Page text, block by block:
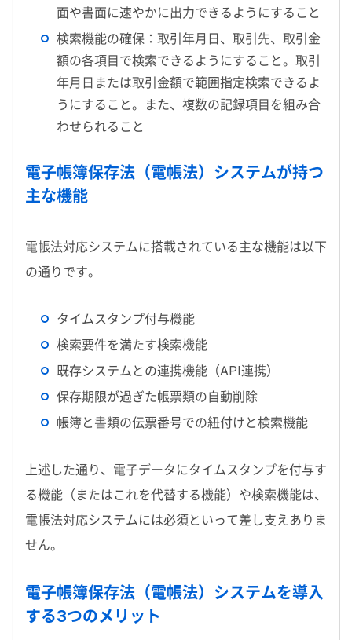
面や書面に速やかに出力できるようにすること
検索機能の確保：取引年月日、取引先、取引金
額の各項目で検索できるようにすること。取引
年月日または取引金額で範囲指定検索できるよ
うにすること。また、複数の記録項目を組み合
わせられること
電子帳簿保存法（電帳法）システムが持つ
主な機能
電帳法対応システムに搭載されている主な機能は以下
の通りです。
タイムスタンプ付与機能
検索要件を満たす検索機能
既存システムとの連携機能（API連携）
保存期限が過ぎた帳票類の自動削除
帳簿と書類の伝票番号での紐付けと検索機能
上述した通り、電子データにタイムスタンプを付与す
る機能（またはこれを代替する機能）や検索機能は、
電帳法対応システムには必須といって差し支えありま
せん。
電子帳簿保存法（電帳法）システムを導入
する3つのメリット